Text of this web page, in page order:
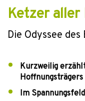
Ketzer aller
Die Odyssee
Kurzweilig
Hoffnungsträgers
Im